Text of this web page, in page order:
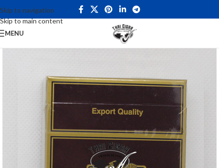
Skip to navigation
Skip to main content
MENU